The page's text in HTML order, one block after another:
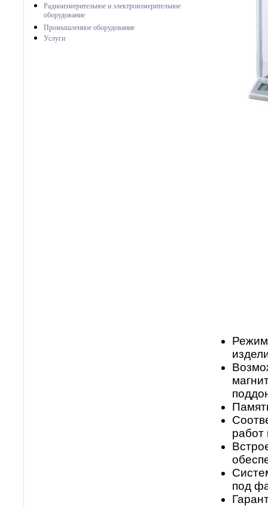
Радиоизмерительное и электроизмерительное
оборудование
Промышленное оборудование
Услуги
работ
под